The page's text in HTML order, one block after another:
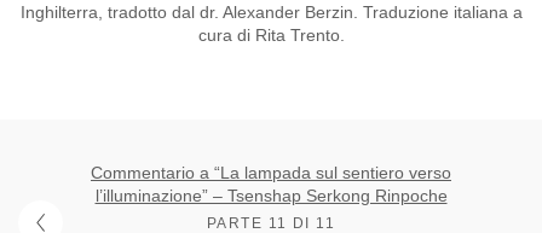
Inghilterra, tradotto dal dr. Alexander Berzin. Traduzione italiana a
cura di Rita Trento.
Commentario a “La lampada sul sentiero verso
l’illuminazione” – Tsenshap Serkong Rinpoche
PARTE 11 DI 11